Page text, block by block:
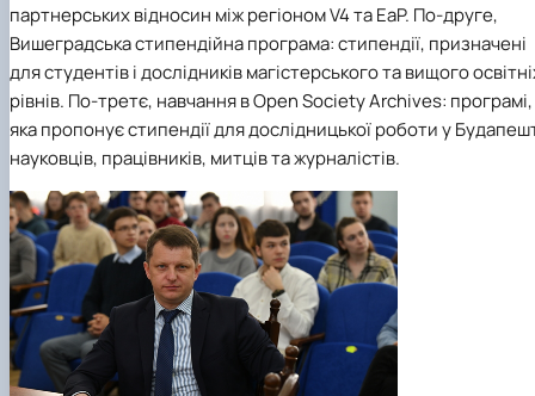
партнерських відносин між регіоном V4 та EaP. По-друге,
Вишеградська стипендійна програма: стипендії, призначені
для студентів і дослідників магістерського та вищого
рівнів. По-третє, навчання в Open Society Archives: програмі,
яка пропонує стипендії для дослідницької роботи у
науковців, працівників, митців та журналістів.